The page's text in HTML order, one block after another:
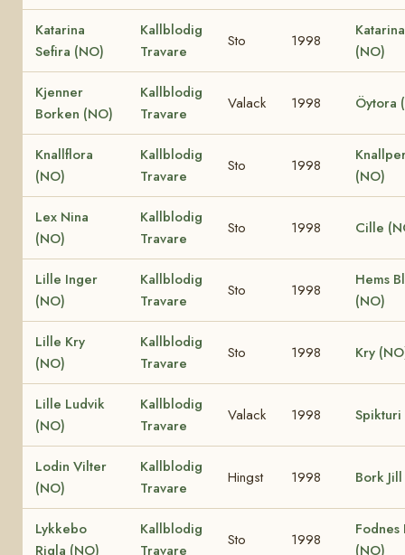
Katarina
Sefira (NO)
Kallblodig
Travare
Sto 1998
(NO)
Kjenner
Borken (NO)
Kallblodig
Travare
Valack 1998 Öytora
Knallflora
(NO)
Kallblodig
Travare
Sto 1998
(NO)
Lex Nina
(NO)
Kallblodig
Travare
Sto 1998 Cille
Lille Inger
(NO)
Kallblodig
Travare
Sto 1998
Hems
(NO)
Lille Kry
(NO)
Kallblodig
Travare
Sto 1998 Kry
Lille Ludvik
(NO)
Kallblodig
Travare
Valack 1998
Lodin Vilter
(NO)
Kallblodig
Travare
Hingst 1998 Bork
Lykkebo
Rigla (NO)
Kallblodig
Travare
Sto 1998
Fodnes
(NO)